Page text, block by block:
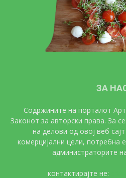
ЗА
Содржините на порталот
Законот за авторски права. За
на делови од овој веб
комерцијални цели, потребна
администраторите
контактирајте не: